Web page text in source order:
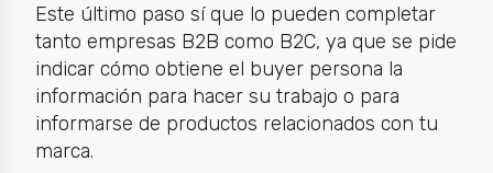
Este último paso sí que lo pueden completar
tanto empresas B2B como B2C, ya que se pide
indicar cómo obtiene el buyer persona la
información para hacer su trabajo o para
informarse de productos relacionados con tu
marca.